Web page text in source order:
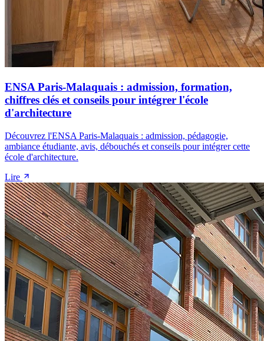
ENSA Paris-Malaquais : admission, formation,
chiffres clés et conseils pour intégrer l'école
d'architecture
Découvrez l'ENSA Paris-Malaquais : admission, pédagogie,
ambiance étudiante, avis, débouchés et conseils pour intégrer cette
école d'architecture.
Lire